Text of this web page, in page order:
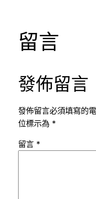
留言
發佈留言
發佈留言必須填寫的
位標示為 *
留言 *